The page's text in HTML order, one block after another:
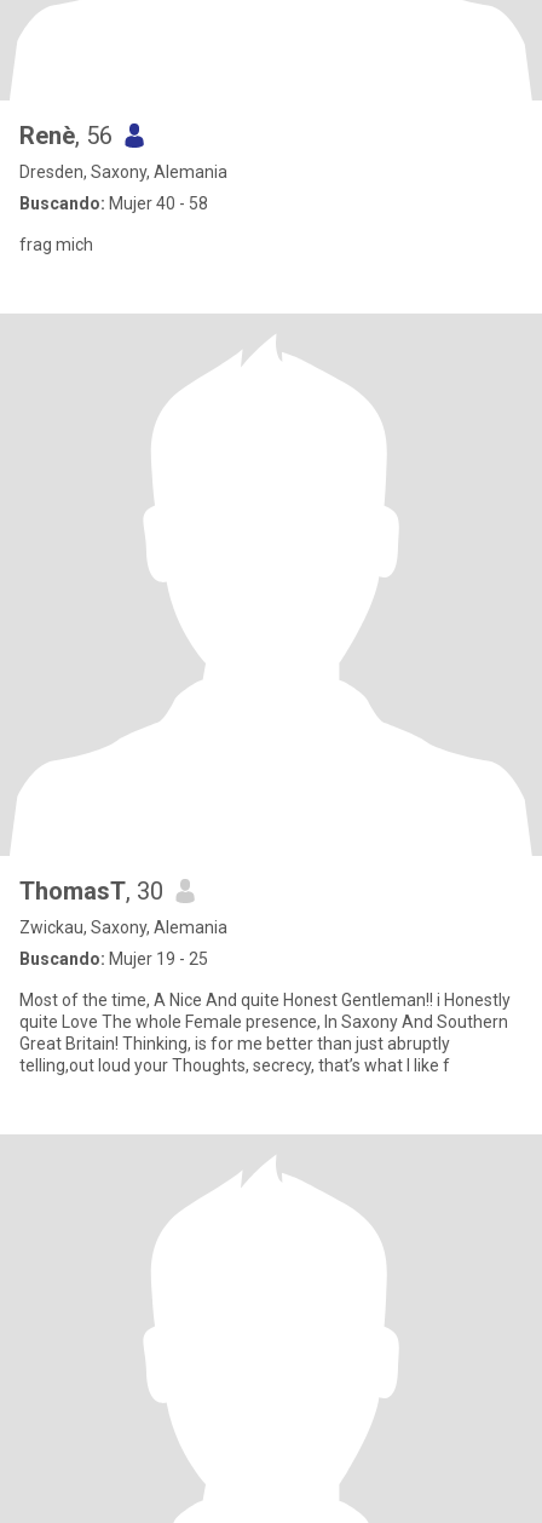
Renè, 56
Dresden, Saxony, Alemania
Buscando: Mujer 40 - 58
frag mich
ThomasT, 30
Zwickau, Saxony, Alemania
Buscando: Mujer 19 - 25
Most of the time, A Nice And quite Honest Gentleman!! i Honestly
quite Love The whole Female presence, In Saxony And Southern
Great Britain! Thinking, is for me better than just abruptly
telling,out loud your Thoughts, secrecy, that’s what I like f